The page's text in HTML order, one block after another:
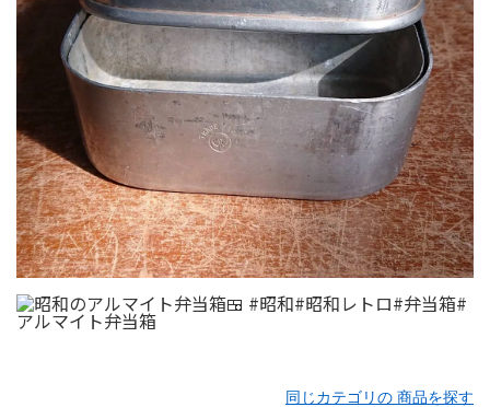
同じカテゴリの 商品を探す